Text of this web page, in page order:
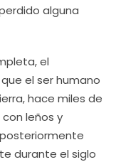
alguna
el
el ser humano
hace miles de
leños y
durante el siglo